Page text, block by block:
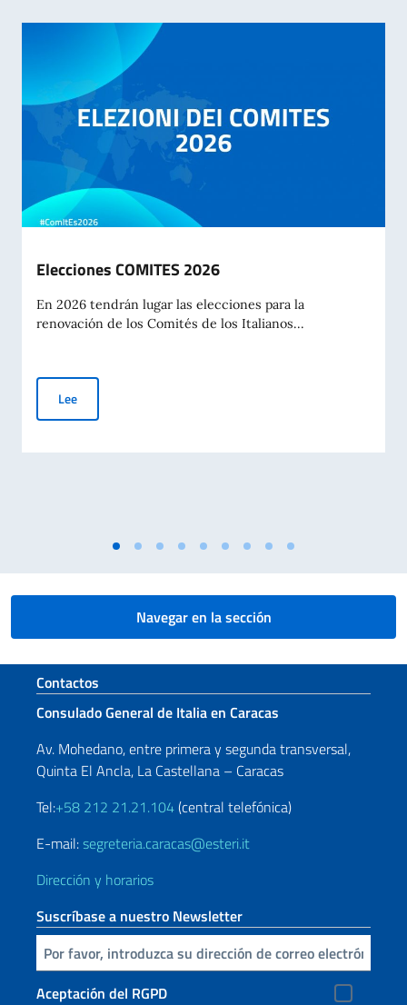
Elecciones COMITES 2026
En 2026 tendrán lugar las elecciones para la
renovación de los Comités de los Italianos...
LeeElecciones COMITES 2026
Navegar en la sección
Sezione footer
Contactos
Consulado General de Italia en Caracas
Av. Mohedano, entre primera y segunda transversal,
Quinta El Ancla, La Castellana – Caracas
Tel:+58 212 21.21.104(central telefónica)
E-mail:segreteria.caracas@esteri.it
Dirección y horarios
Suscríbase a nuestro Newsletter
Inserta tu correo electronico
Aceptación del RGPD